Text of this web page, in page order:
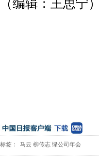
（编辑：王思宁）
标签： 马云 柳传志 绿公司年会